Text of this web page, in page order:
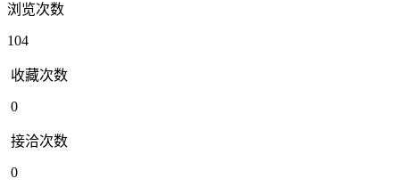
浏览次数
104
收藏次数
0
接洽次数
0